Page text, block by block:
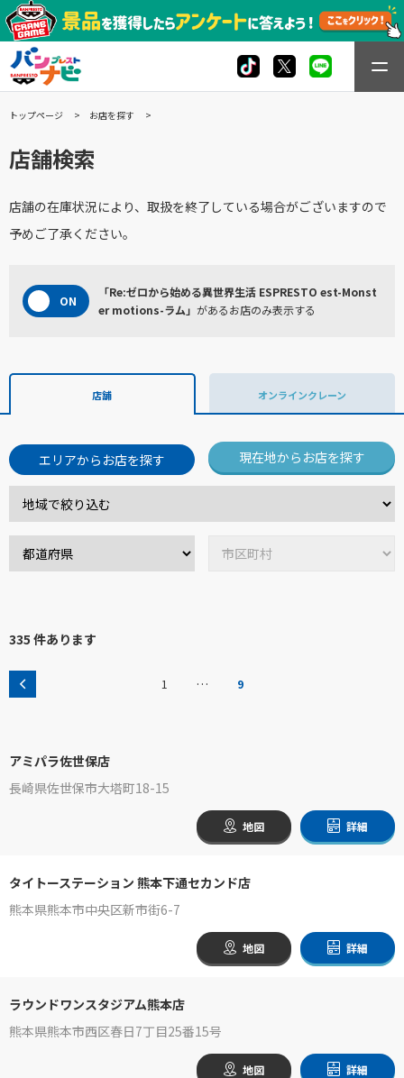
トップページ お店を探す
店舗検索
店舗の在庫状況により、取扱を終了している場合がございますので
予めご了承ください。
「Re:ゼロから始める異世界生活 ESPRESTO est-Monst
er motions-ラム」 があるお店のみ表示する
店舗 オンラインクレーン
エリアからお店を探す 現在地からお店を探す
335 件あります
1 … 9
アミパラ佐世保店
長崎県佐世保市大塔町18-15
地図 詳細
タイトーステーション 熊本下通セカンド店
熊本県熊本市中央区新市街6-7
地図 詳細
ラウンドワンスタジアム熊本店
熊本県熊本市西区春日7丁目25番15号
地図 詳細